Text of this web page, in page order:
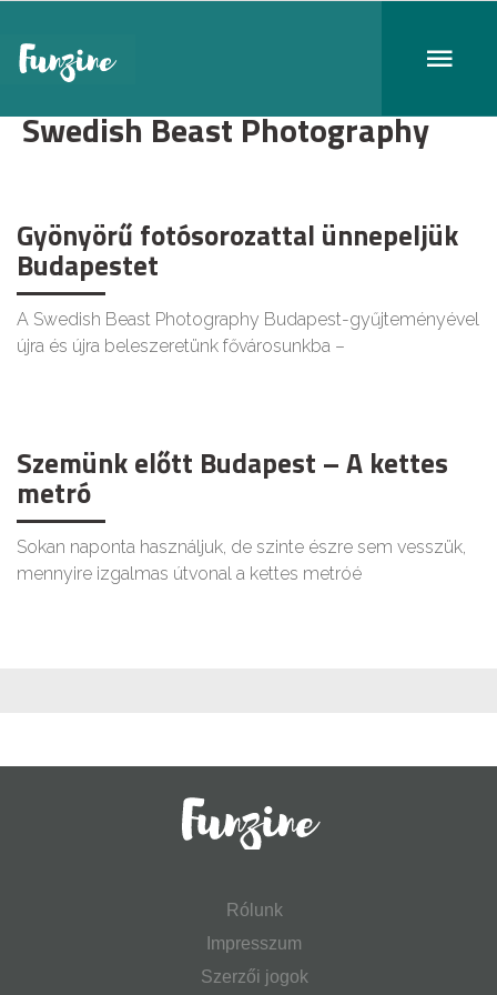
Swedish Beast Photography
Gyönyörű fotósorozattal ünnepeljük
Budapestet
A Swedish Beast Photography Budapest-gyűjteményével
újra és újra beleszeretünk fővárosunkba –
Szemünk előtt Budapest – A kettes
metró
Sokan naponta használjuk, de szinte észre sem vesszük,
mennyire izgalmas útvonal a kettes metróé
Rólunk
Impresszum
Szerzői jogok